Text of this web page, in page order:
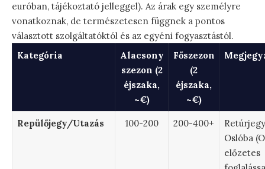
euróban, tájékoztató jelleggel). Az árak egy személyre
vonatkoznak, de természetesen függnek a pontos
választott szolgáltatóktól és az egyéni fogyasztástól.
Kategória
Alacsony
szezon (2
éjszaka,
~€)
Főszezon
(2
éjszaka,
~€)
Repülőjegy/Utazás 100-200 200-400+
Retúrjegy
Oslóba
előzetes